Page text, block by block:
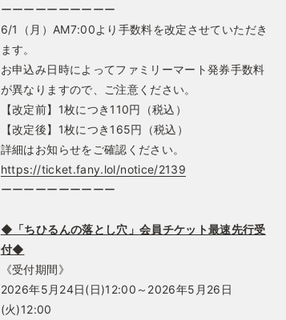
ーーーーーーーーーー
6/1（月）AM7:00より手数料を改定させていただき
ます。
お申込み日時によってファミリーマート発券手数料
が異なりますので、ご注意ください。
【改定前】1枚につき110円（税込）
【改定後】1枚につき165円（税込）
詳細はお知らせをご確認ください。
https://ticket.fany.lol/notice/2139
ーーーーーーーーーー
◆「ちひるんの落とし穴」会員チケット最速先行受
付◆
《受付期間》
2026年5月24日(日)12:00～2026年5月26日
(火)12:00